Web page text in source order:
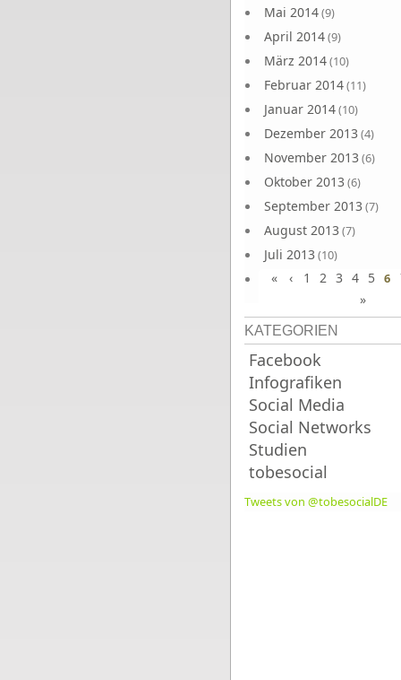
Mai 2014(9)
April 2014(9)
März 2014(10)
Februar 2014(11)
Januar 2014(10)
Dezember 2013 (4)
November 2013 (6)
Oktober 2013 (6)
September 2013 (7)
August 2013 (7)
Juli 2013 (10)
Juni 2013(10)
« ‹ 1 2 3 4 5 6
»
KATEGORIEN
Facebook
Infografiken
Social Media
Social Networks
Studien
tobesocial
Tweets von @tobesocialDE